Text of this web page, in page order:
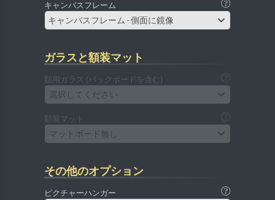
キャンバスフレーム
キャンバスフレーム - 側面に鏡像
ガラスと額装マット
額用ガラス (バックボードを含む)
選択してください
額装マット
マットボード無し
その他のオプション
ピクチャーハンガー